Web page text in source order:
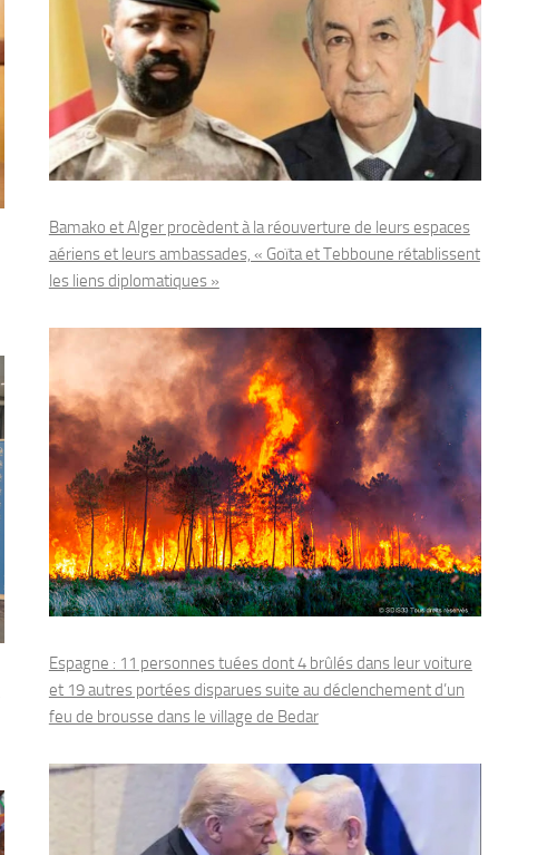
Bamako et Alger procèdent à la réouverture de leurs espaces
aériens et leurs ambassades, « Goïta et Tebboune rétablissent
les liens diplomatiques »
Espagne : 11 personnes tuées dont 4 brûlés dans leur voiture
et 19 autres portées disparues suite au déclenchement d’un
feu de brousse dans le village de Bedar